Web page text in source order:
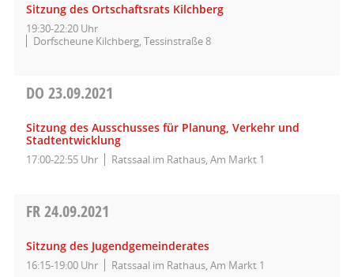
Sitzung des Ortschaftsrats Kilchberg
19:30-22:20 Uhr
Dorfscheune Kilchberg, Tessinstraße 8
DO 23.09.2021
Sitzung des Ausschusses für Planung, Verkehr und
Stadtentwicklung
17:00-22:55 Uhr Ratssaal im Rathaus, Am Markt 1
FR24.09.2021
Sitzung des Jugendgemeinderates
16:15-19:00 Uhr Ratssaal im Rathaus, Am Markt 1